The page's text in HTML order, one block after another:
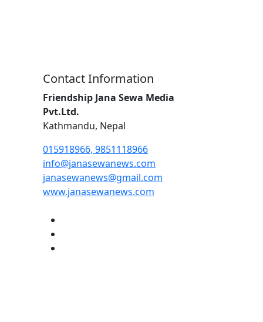
Contact Information
Friendship Jana Sewa Media
Pvt.Ltd.
Kathmandu, Nepal
015918966, 9851118966
info@janasewanews.com
janasewanews@gmail.com
www.janasewanews.com